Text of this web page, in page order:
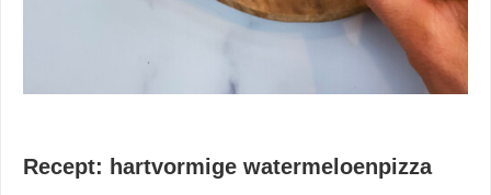
Recept: hartvormige watermeloenpizza